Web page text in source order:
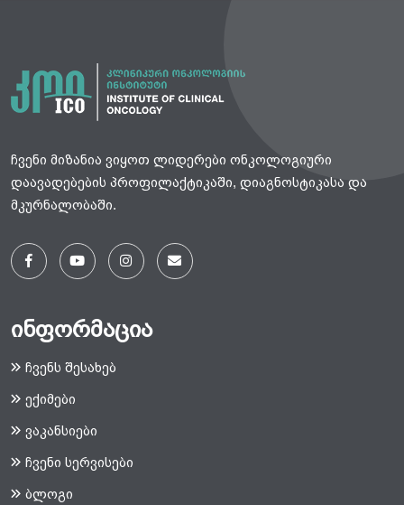
ჩვენი მიზანია ვიყოთ ლიდერები ონკოლოგიური
დაავადებების პროფილაქტიკაში, დიაგნოსტიკასა და
მკურნალობაში.
ინფორმაცია
ჩვენს შესახებ
ექიმები
ვაკანსიები
ჩვენი სერვისები
ბლოგი